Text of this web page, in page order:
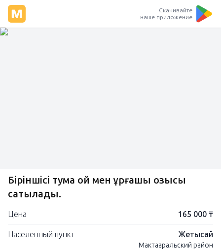
Скачивайте
наше приложение
Біріншісі тума қой мен ұрғашы қозысы
сатылады.
Цена 165 000 ₸
Населенный пункт Жетысай
Мактааральский район